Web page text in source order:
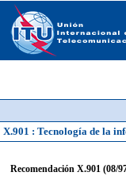
X.901 : Tecnología de la
Recomendación X.901 (08/